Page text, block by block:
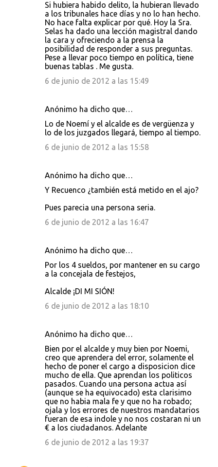
Si hubiera habido delito, la hubieran llevado
a los tribunales hace días y no lo han hecho.
No hace falta explicar por qué. Hoy la Sra.
Selas ha dado una lección magistral dando
la cara y ofreciendo a la prensa la
posibilidad de responder a sus preguntas.
Pese a llevar poco tiempo en política, tiene
buenas tablas . Me gusta.
6 de junio de 2012 a las 15:49
Anónimo ha dicho que…
Lo de Noemí y el alcalde es de vergüenza y
lo de los juzgados llegará, tiempo al tiempo.
6 de junio de 2012 a las 15:58
Anónimo ha dicho que…
Y Recuenco ¿también está metido en el ajo?
Pues parecia una persona seria.
6 de junio de 2012 a las 16:47
Anónimo ha dicho que…
Por los 4 sueldos, por mantener en su cargo
a la concejala de festejos,
Alcalde ¡DI MI SIÓN!
6 de junio de 2012 a las 18:10
Anónimo ha dicho que…
Bien por el alcalde y muy bien por Noemi,
creo que aprendera del error, solamente el
hecho de poner el cargo a disposicion dice
mucho de ella. Que aprendan los politicos
pasados. Cuando una persona actua así
(aunque se ha equivocado) esta clarisimo
que no habia mala fe y que no ha robado;
ojala y los errores de nuestros mandatarios
fueran de esa indole y no nos costaran ni un
€ a los ciudadanos. Adelante
6 de junio de 2012 a las 19:37